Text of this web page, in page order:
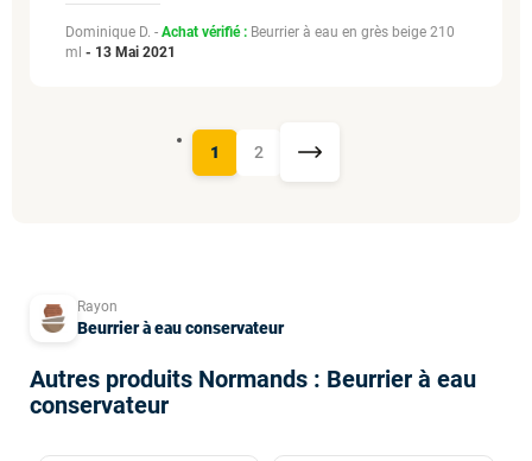
Dominique D. - Achat vérifié : Beurrier à eau en grès beige 210
ml - 13 Mai 2021
1 2
Rayon
Beurrier à eau conservateur
Autres produits Normands : Beurrier à eau
conservateur